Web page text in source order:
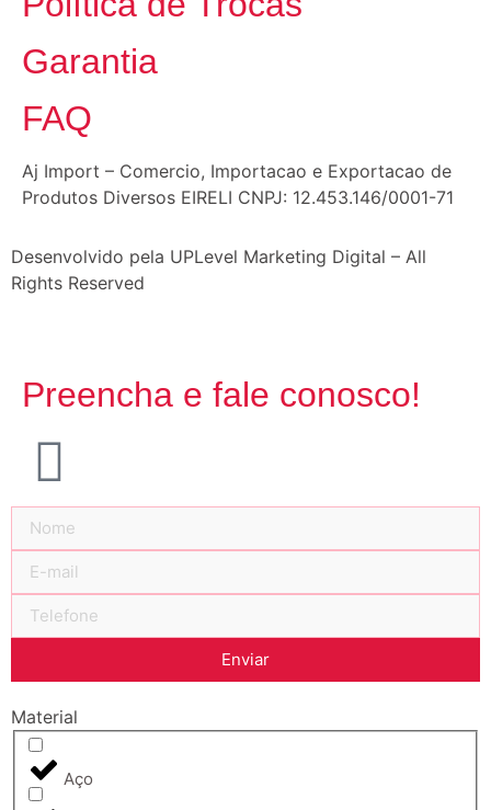
Garantia
FAQ
Aj Import – Comercio, Importacao e Exportacao de
Produtos Diversos EIRELI CNPJ: 12.453.146/0001-71
Desenvolvido pela UPLevel Marketing Digital – All
Rights Reserved
Preencha e fale conosco!
Enviar
Material
Aço